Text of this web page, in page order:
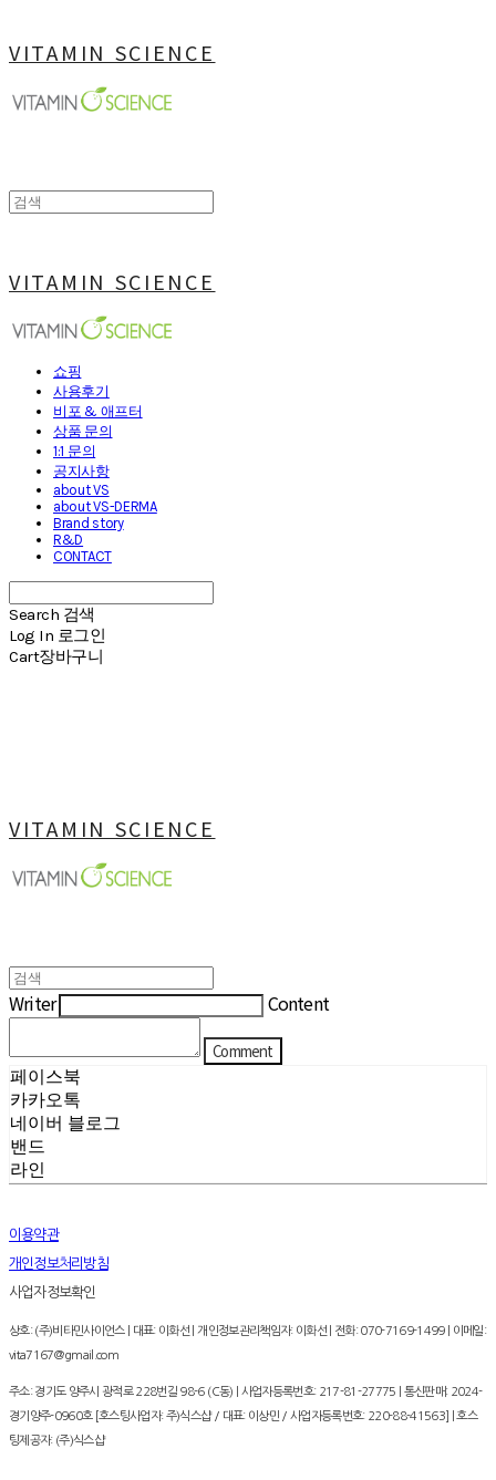
VITAMIN SCIENCE
VITAMIN SCIENCE
쇼핑
사용후기
비포 & 애프터
상품 문의
1:1 문의
공지사항
about VS
about VS-DERMA
Brand story
R&D
CONTACT
Search 검색
Log In 로그인
Cart장바구니
VITAMIN SCIENCE
Writer Content
Comment
페이스북
카카오톡
네이버 블로그
밴드
라인
이용약관
개인정보처리방침
사업자정보확인
상호: (주)비타민사이언스 | 대표: 이화선 | 개인정보관리책임자: 이화선 | 전화: 070-7169-1499 | 이메일:
vita7167@gmail.com
주소: 경기도 양주시 광적로 228번길 98-6 (C동) | 사업자등록번호: 217-81-27775 | 통신판매: 2024-
경기양주-0960호 [호스팅사업자: 주)식스샵 / 대표: 이상민 / 사업자등록번호: 220-88-41563]
| 호스
팅제공자: (주)식스샵